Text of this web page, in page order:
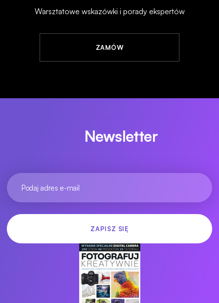
Warsztatowe wskazówki i porady ekspertów
ZAMÓW
Newsletter